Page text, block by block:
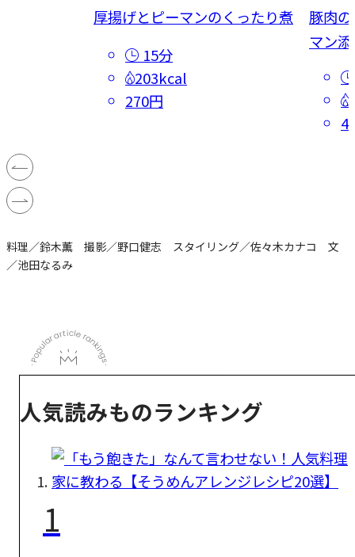
厚揚げとピーマンのくったり煮
15分
203kcal
270円
豚肉
マン
料理／鈴木薫 撮影／野口健志 スタイリング／佐々木カナコ 文
／池田なるみ
人気読みものランキング
1